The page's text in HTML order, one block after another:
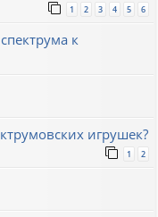
1 2 3 4 5 6
к
игрушек?
1 2